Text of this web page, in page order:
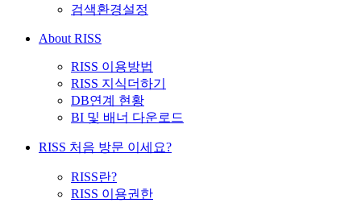
검색환경설정
About RISS
RISS 이용방법
RISS 지식더하기
DB연계 현황
BI 및 배너 다운로드
RISS 처음 방문 이세요?
RISS란?
RISS 이용권한